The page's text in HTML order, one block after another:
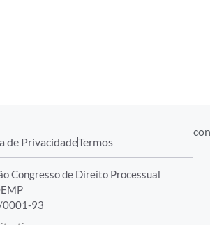
de PrivacidadeTermos
Congresso de Direito Processual
0001-93